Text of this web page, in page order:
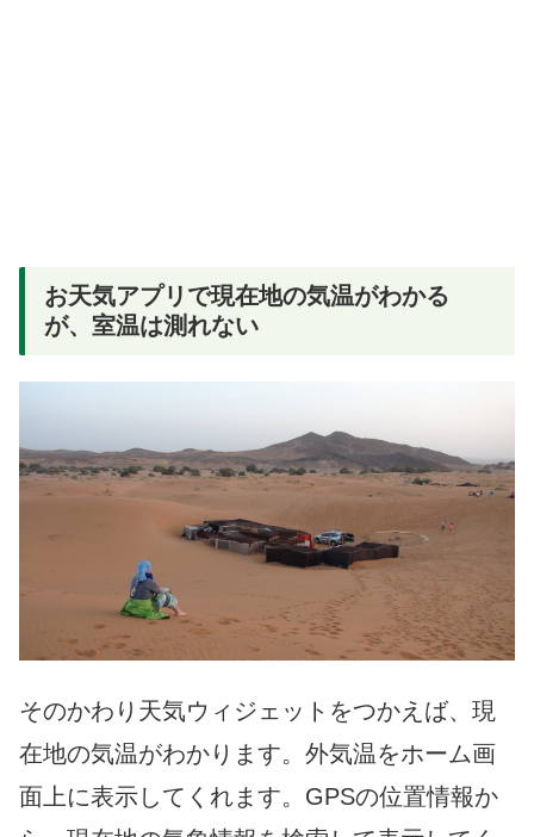
お天気アプリで現在地の気温がわかる
が、室温は測れない
そのかわり天気ウィジェットをつかえば、現
在地の気温がわかります。外気温をホーム画
面上に表示してくれます。GPSの位置情報か